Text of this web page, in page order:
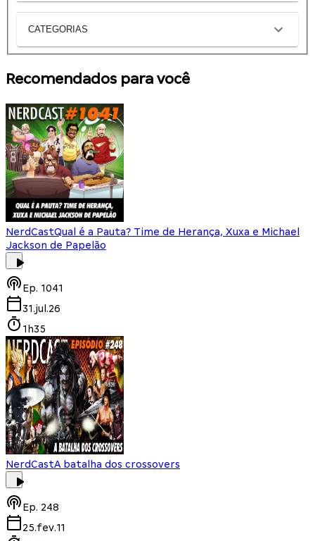
CATEGORIAS
Recomendados para você
NerdCastQual é a Pauta? Time de Herança, Xuxa e Michael
Jackson de Papelão
Ep. 1041
31.jul.26
1h35
NerdCastA batalha dos crossovers
Ep. 248
25.fev.11